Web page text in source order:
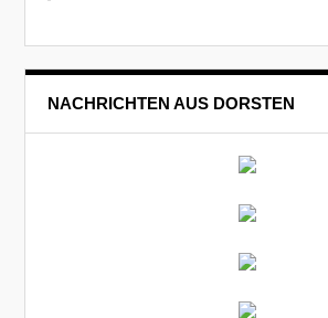
NACHRICHTEN AUS DORSTEN